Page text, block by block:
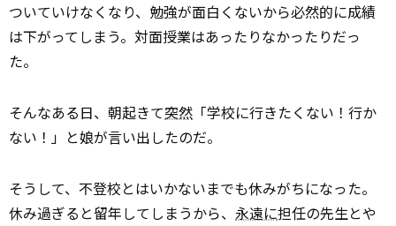
ついていけなくなり、勉強が面白くないから必然的に成績
は下がってしまう。対面授業はあったりなかったりだっ
た。
そんなある日、朝起きて突然 「学校に行きたくない！行か
ない！」と娘が言い出したのだ。
そうして、不登校とはいかないまでも休みがちになった。
休み過ぎると留年してしまうから、 永遠に担任の先生とや